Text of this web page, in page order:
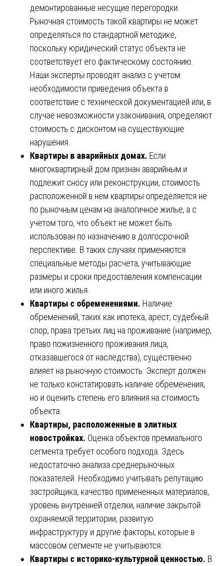
демонтированные несущие перегородки.
Рыночная стоимость такой квартиры не может
определяться по стандартной методике,
поскольку юридический статус объекта не
соответствует его фактическому состоянию.
Наши эксперты проводят анализ с учетом
необходимости приведения объекта в
соответствие с технической документацией или, в
случае невозможности узаконивания, определяют
стоимость с дисконтом на существующие
нарушения.
Квартиры в аварийных домах. Если
многоквартирный дом признан аварийным и
подлежит сносу или реконструкции, стоимость
расположенной в нем квартиры определяется не
по рыночным ценам на аналогичное жилье, а с
учетом того, что объект не может быть
использован по назначению в долгосрочной
перспективе. В таких случаях применяются
специальные методы расчета, учитывающие
размеры и сроки предоставления компенсации
или иного жилья.
Квартиры с обременениями. Наличие
обременений, таких как ипотека, арест, судебный
спор, права третьих лиц на проживание (например,
право пожизненного проживания лица,
отказавшегося от наследства), существенно
влияет на рыночную стоимость. Эксперт должен
не только констатировать наличие обременения,
но и оценить степень его влияния на стоимость
объекта.
Квартиры, расположенные в элитных
новостройках. Оценка объектов премиального
сегмента требует особого подхода. Здесь
недостаточно анализа среднерыночных
показателей. Необходимо учитывать репутацию
застройщика, качество примененных материалов,
уровень внутренней отделки, наличие закрытой
охраняемой территории, развитую
инфраструктуру и другие факторы, которые в
массовом сегменте не учитываются.
Квартиры с историко-культурной ценностью. В